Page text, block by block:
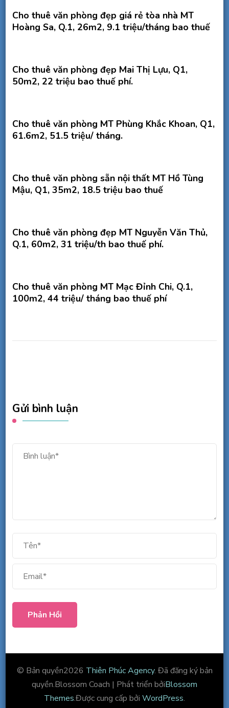
Cho thuê văn phòng đẹp giá rẻ tòa nhà MT
Hoàng Sa, Q.1, 26m2, 9.1 triệu/tháng bao thuế
Cho thuê văn phòng đẹp Mai Thị Lựu, Q1,
50m2, 22 triệu bao thuế phí.
Cho thuê văn phòng MT Phùng Khắc Khoan, Q1,
61.6m2, 51.5 triệu/ tháng.
Cho thuê văn phòng sẵn nội thất MT Hồ Tùng
Mậu, Q1, 35m2, 18.5 triệu bao thuế
Cho thuê văn phòng đẹp MT Nguyễn Văn Thủ,
Q.1, 60m2, 31 triệu/th bao thuế phí.
Cho thuê văn phòng MT Mạc Đỉnh Chi, Q.1,
100m2, 44 triệu/ tháng bao thuế phí
Gửi bình luận
© Bản quyền2026 Thiên Phúc Agency. Đã đăng ký bản
quyền.Blossom Coach | Phát triển bởiBlossom
Themes.Được cung cấp bởi WordPress.